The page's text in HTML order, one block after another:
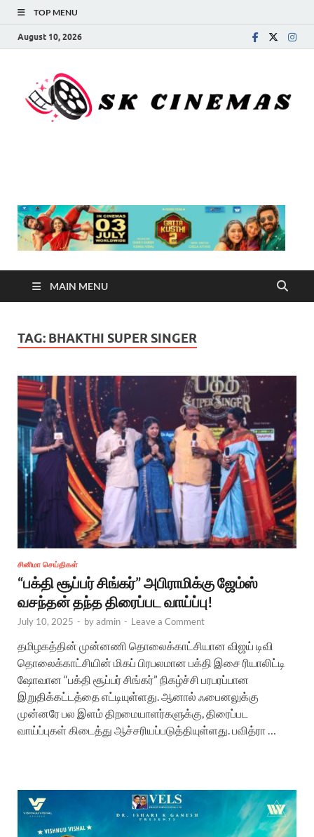
TOP MENU
August 10, 2026
MAIN MENU
TAG: BHAKTHI SUPER SINGER
சினிமா செய்திகள்
“பக்தி சூப்பர் சிங்கர்” அபிராமிக்கு ஜேம்ஸ்
வசந்தன் தந்த திரைப்பட வாய்ப்பு!
July 10, 2025 - byadmin - Leave a Comment
தமிழகத்தின் முன்னணி தொலைக்காட்சியான விஜய் டிவி
தொலைக்காட்சியின் மிகப் பிரபலமான பக்தி இசை ரியாலிட்டி
ஷோவான “பக்தி சூப்பர் சிங்கர்” நிகழ்ச்சி பரபரப்பான
இறுதிக்கட்டத்தை எட்டியுள்ளது. ஆனால் ஃபைனலுக்கு
முன்னரே பல இளம் திறமையாளர்களுக்கு, திரைப்பட
வாய்ப்புகள் கிடைத்து ஆச்சரியப்படுத்தியுள்ளது. பவித்ரா …